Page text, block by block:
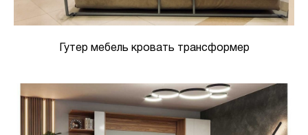
Гутер мебель кровать трансформер